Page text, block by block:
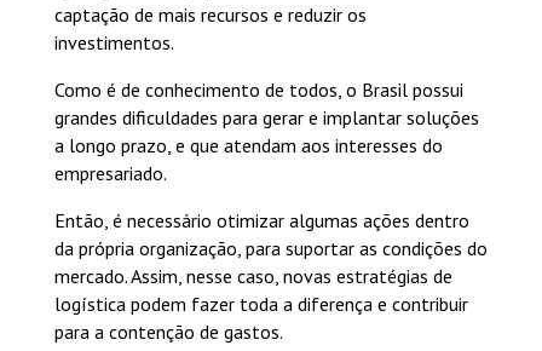
captação de mais recursos e reduzir os
investimentos.
Como é de conhecimento de todos, o Brasil possui
grandes dificuldades para gerar e implantar soluções
a longo prazo, e que atendam aos interesses do
empresariado.
Então, é necessário otimizar algumas ações dentro
da própria organização, para suportar as condições do
mercado. Assim, nesse caso, novas estratégias de
logística podem fazer toda a diferença e contribuir
para a contenção de gastos.